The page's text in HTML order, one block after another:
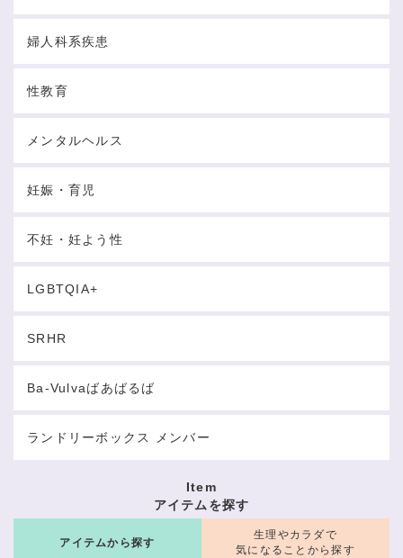
婦人科系疾患
性教育
メンタルヘルス
妊娠・育児
不妊・妊よう性
LGBTQIA+
SRHR
Ba-Vulvaばあばるば
ランドリーボックス メンバー
Item
アイテムを探す
アイテムから探す
生理やカラダで
気になることから探す